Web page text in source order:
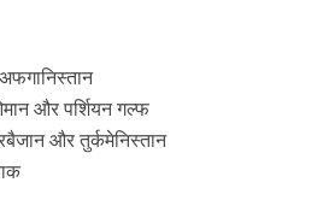
और पर्शियन गल्फ
और तुर्कमेनिस्तान